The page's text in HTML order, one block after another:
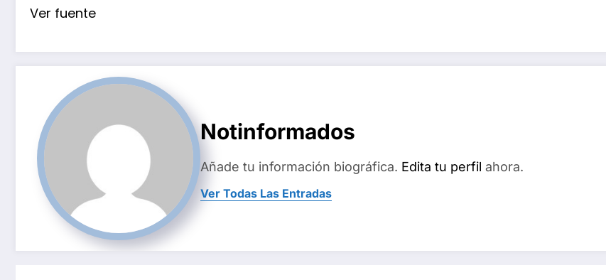
Navegación
de
entradas
Ver fuente
Notinformados
Añade tu información biográfica. Edita tu perfil ahora.
Ver Todas Las Entradas